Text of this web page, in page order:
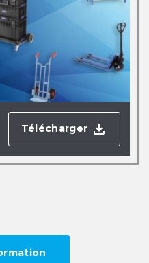
Télécharger